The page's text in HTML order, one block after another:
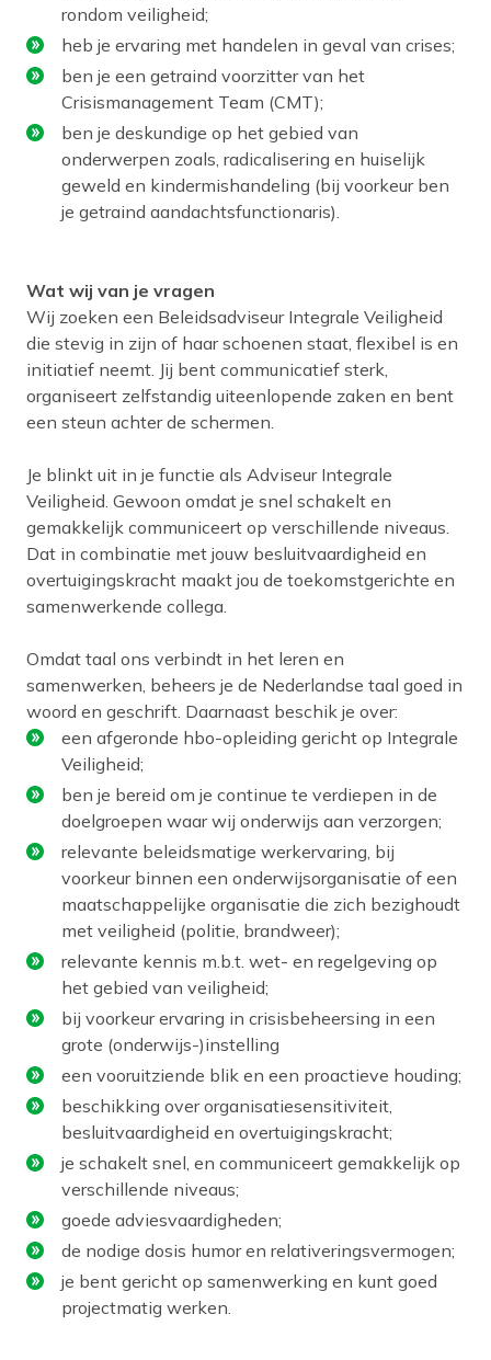
rondom veiligheid;
heb je ervaring met handelen in geval van crises;
ben je een getraind voorzitter van het
Crisismanagement Team (CMT);
ben je deskundige op het gebied van
onderwerpen zoals, radicalisering en huiselijk
geweld en kindermishandeling (bij voorkeur ben
je getraind aandachtsfunctionaris).
Wat wij van je vragen
Wij zoeken een Beleidsadviseur Integrale Veiligheid
die stevig in zijn of haar schoenen staat, flexibel is en
initiatief neemt. Jij bent communicatief sterk,
organiseert zelfstandig uiteenlopende zaken en bent
een steun achter de schermen.
Je blinkt uit in je functie als Adviseur Integrale
Veiligheid. Gewoon omdat je snel schakelt en
gemakkelijk communiceert op verschillende niveaus.
Dat in combinatie met jouw besluitvaardigheid en
overtuigingskracht maakt jou de toekomstgerichte en
samenwerkende collega.
Omdat taal ons verbindt in het leren en
samenwerken, beheers je de Nederlandse taal goed in
woord en geschrift. Daarnaast beschik je over:
een afgeronde hbo-opleiding gericht op Integrale
Veiligheid;
ben je bereid om je continue te verdiepen in de
doelgroepen waar wij onderwijs aan verzorgen;
relevante beleidsmatige werkervaring, bij
voorkeur binnen een onderwijsorganisatie of een
maatschappelijke organisatie die zich bezighoudt
met veiligheid (politie, brandweer);
relevante kennis m.b.t. wet- en regelgeving op
het gebied van veiligheid;
bij voorkeur ervaring in crisisbeheersing in een
grote (onderwijs-)instelling
een vooruitziende blik en een proactieve houding;
beschikking over organisatiesensitiviteit,
besluitvaardigheid en overtuigingskracht;
je schakelt snel, en communiceert gemakkelijk op
verschillende niveaus;
goede adviesvaardigheden;
de nodige dosis humor en relativeringsvermogen;
je bent gericht op samenwerking en kunt goed
projectmatig werken.